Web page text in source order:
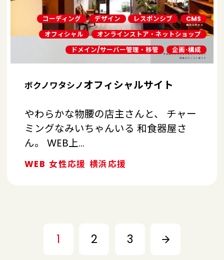
コーディング デザイン レスポンシブ
CMS
オフィシャル
オンラインストア・ネットショップ
ドメイン/サーバー管理・移管
企画･構成
ボクノワタシノオフィシャルサイト
やわらかな物腰の店主さんと、 チャー
ミングなみいちゃんいる 和食器屋さ
ん。 WEB上…
WEB 女性応援 横浜応援
1 2 3